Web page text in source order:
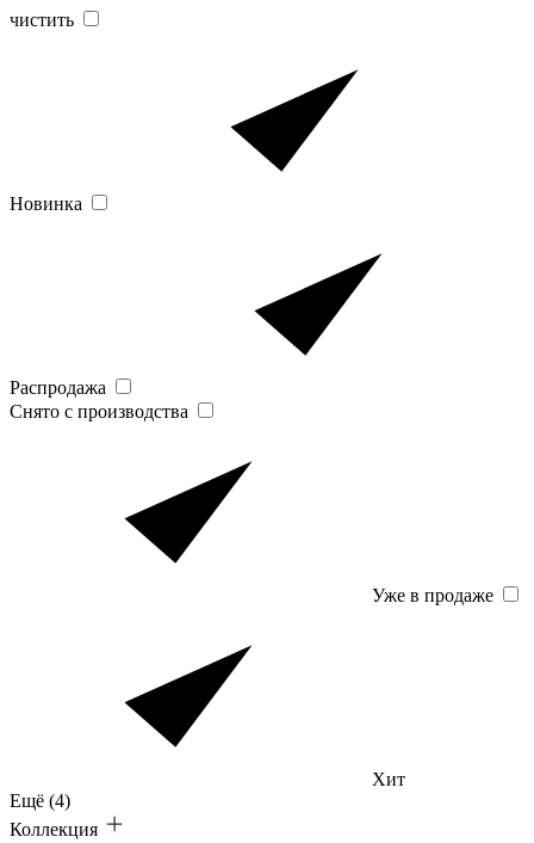
чистить
Новинка
Распродажа
Снято с производства
Уже в продаже
Хит
Ещё (4)
Коллекция